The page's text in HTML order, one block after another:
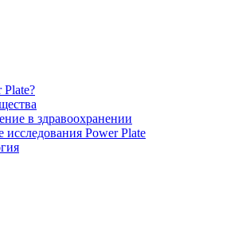
в здравоохранении
исследования Power Plate